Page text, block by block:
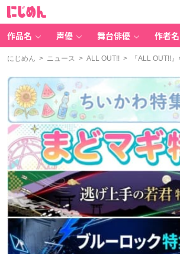
作品名 声優 舞台俳優 作者名
にじめん > ニュース > ALL OUT!! > 『ALL OUT!!』